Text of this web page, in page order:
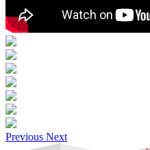
Previous Next